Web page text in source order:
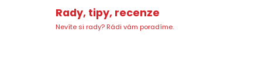
Rady, tipy, recenze
Nevíte si rady? Rádi vám poradíme.